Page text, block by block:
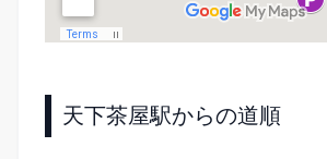
天下茶屋駅からの道順